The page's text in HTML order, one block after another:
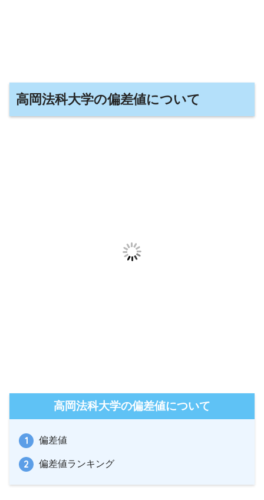
高岡法科大学の偏差値について
高岡法科大学の偏差値について
偏差値
偏差値ランキング